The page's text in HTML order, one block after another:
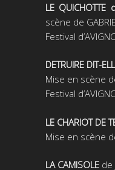
LE QUICHOTTE
scène de
Festival
DETRUIRE DIT-
Mise en scène
Festival
LE CHARIOT DE
Mise en scène
LA CAMISOLEde